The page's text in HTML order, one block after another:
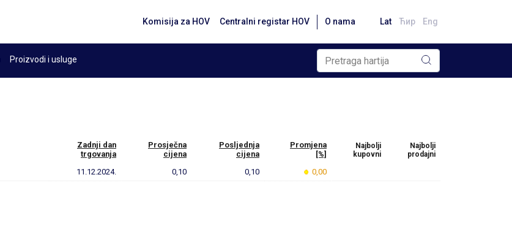
Komisija za HOV Centralni registar HOV O nama Lat Ћир Eng
Proizvodi i usluge
Zadnji dan
trgovanja
Prosječna
cijena
Posljednja
cijena
Promjena
[%]
Najbolji
kupovni
Najbolji
prodajni
11.12.2024. 0,10 0,10 0,00